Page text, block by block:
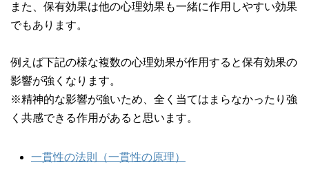
また、保有効果は他の心理効果も一緒に作用しやすい効果
でもあります。
例えば下記の様な複数の心理効果が作用すると保有効果の
影響が強くなります。
※精神的な影響が強いため、全く当てはまらなかったり強
く共感できる作用があると思います。
一貫性の法則（一貫性の原理）